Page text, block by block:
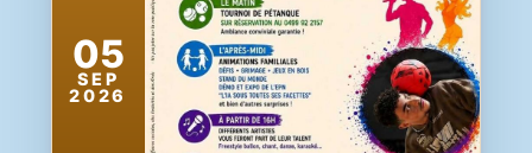
05
SEP
2026